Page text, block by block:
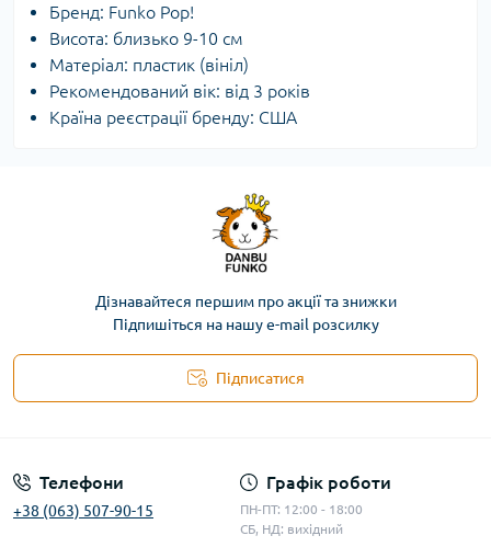
Бренд: Funko Pop!
Висота: близько 9-10 см
Матеріал: пластик (вініл)
Рекомендований вік: від 3 років
Країна реєстрації бренду: США
Дізнавайтеся першим про акції та знижки
Підпишіться на нашу e-mail розсилку
Підписатися
Телефони
+38 (063) 507-90-15
Графік роботи
ПН-ПТ: 12:00 - 18:00
СБ, НД: вихідний